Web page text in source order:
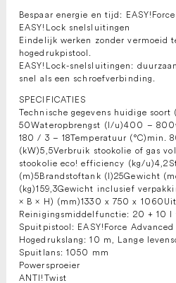
Bespaar energie en tijd:
EASY!Lock snelsluitingen
Eindelijk werken zonder vermoeid
hogedrukpistool.
EASY!Lock-snelsluitingen:
snel als een schroefverbinding.
SPECIFICATIES
Technische gegevens huidige
50Wateropbrengst (l/u)400 –
180 / 3 – 18Temperatuur (°C)min.
(kW)5,5Verbruik stookolie of gas
stookolie eco! efficiency (kg/
(m)5Brandstoftank (l)25Gewicht
(kg)159,3Gewicht inclusief
× B × H) (mm)1330 x 750 x
Reinigingsmiddelfunctie: 20 + 10 l
Spuitpistool: EASY!Force Advanced
Hogedrukslang: 10 m, Lange
Spuitlans: 1050 mm
Powersproeier
ANTI!Twist